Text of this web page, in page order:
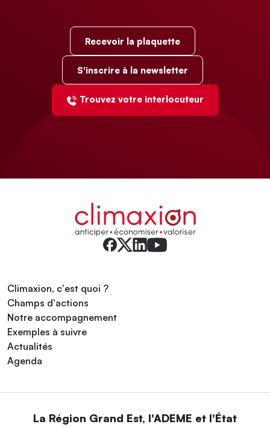
Recevoir la plaquette
S'inscrire à la newsletter
Trouvez votre interlocuteur
Climaxion, c'est quoi ?
Champs d'actions
Notre accompagnement
Exemples à suivre
Actualités
Agenda
La Région Grand Est, l'ADEME et l'État